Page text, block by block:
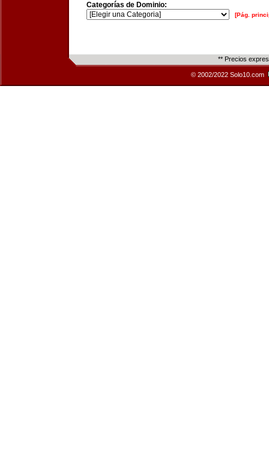
Categorías de Dominio:
[Pág.
** Precios
© 2002/2022 Solo10.com